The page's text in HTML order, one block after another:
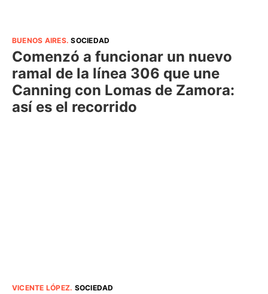
BUENOS AIRES.SOCIEDAD
Comenzó a funcionar un nuevo
ramal de la línea 306 que une
Canning con Lomas de Zamora:
así es el recorrido
VICENTE LÓPEZ. SOCIEDAD